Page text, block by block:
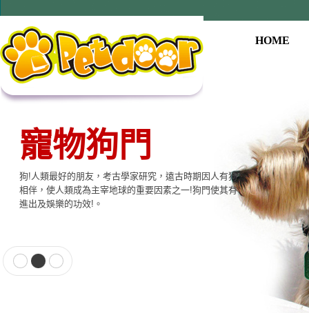
HOME
寵物狗門
狗!人類最好的朋友，考古學家研究，遠古時期因人有狗
相伴，使人類成為主宰地球的重要因素之一!狗門使其有
進出及娛樂的功效!。